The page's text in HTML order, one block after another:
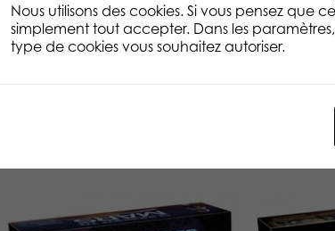
Nous utilisons des cookies. Si vous pensez
simplement tout accepter. Dans les
type de cookies vous souhaitez autoriser.